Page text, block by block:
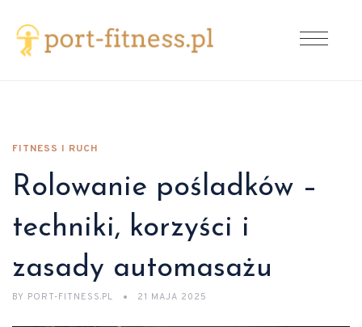
FITNESS I RUCH
Rolowanie pośladków –
techniki, korzyści i
zasady automasażu
BY PORT-FITNESS.PL 21 MAJA 2025